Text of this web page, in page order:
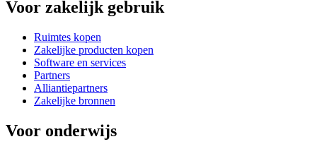
Voor zakelijk gebruik
Ruimtes kopen
Zakelijke producten kopen
Software en services
Partners
Alliantiepartners
Zakelijke bronnen
Voor onderwijs